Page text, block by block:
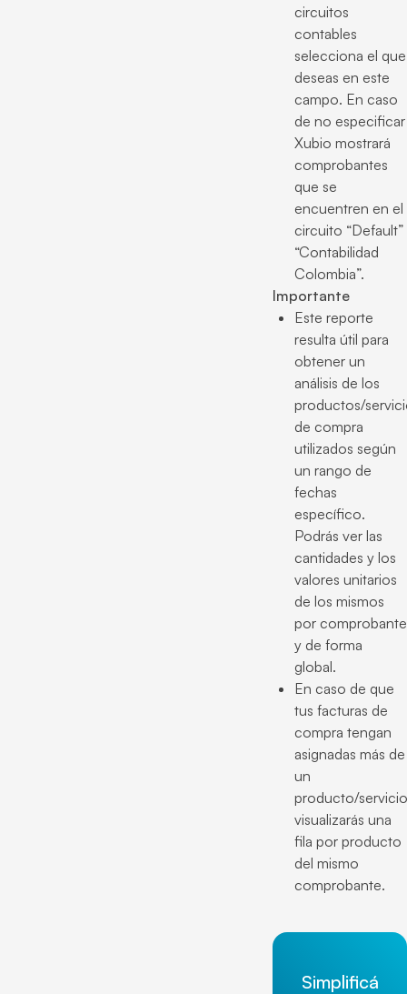
circuitos
contables
selecciona el que
deseas en este
campo. En caso
de no especificar
Xubio mostrará
comprobantes
que se
encuentren en el
circuito “Default”
“Contabilidad
Colombia”.
Importante
Este reporte
resulta útil para
obtener un
análisis de los
productos/
de compra
utilizados según
un rango de
fechas
específico.
Podrás ver las
cantidades y los
valores unitarios
de los mismos
por comprobante
y de forma
global.
En caso de que
tus facturas de
compra tengan
asignadas más de
un
producto/
visualizarás una
fila por producto
del mismo
comprobante.
Simplificá